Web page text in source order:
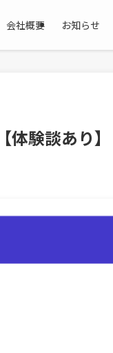
会社概要 お知らせ
験談あり】